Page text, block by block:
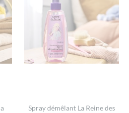
Spray démêlant La Reine des